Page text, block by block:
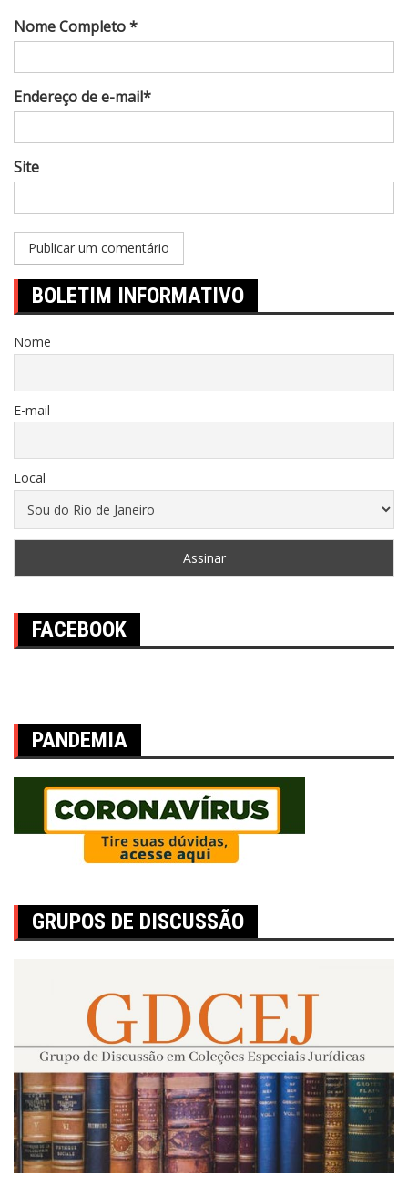
Nome Completo *
Endereço de e-mail*
Site
BOLETIM INFORMATIVO
Nome
E-mail
Local
FACEBOOK
PANDEMIA
GRUPOS DE DISCUSSÃO